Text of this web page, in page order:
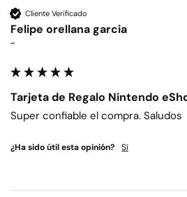
Cliente Verificado
Felipe orellana garcia
""
Tarjeta de Regalo Nintendo
Super confiable el compra. Saludos
¿Ha sido útil esta opinión? Sí